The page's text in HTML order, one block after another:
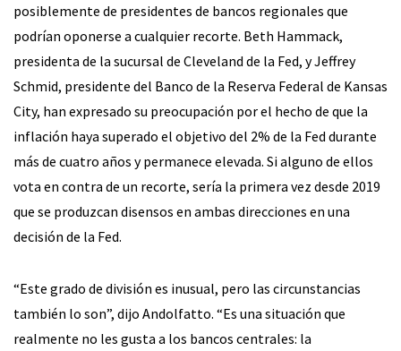
posiblemente de presidentes de bancos regionales que
podrían oponerse a cualquier recorte. Beth Hammack,
presidenta de la sucursal de Cleveland de la Fed, y Jeffrey
Schmid, presidente del Banco de la Reserva Federal de Kansas
City, han expresado su preocupación por el hecho de que la
inflación haya superado el objetivo del 2% de la Fed durante
más de cuatro años y permanece elevada. Si alguno de ellos
vota en contra de un recorte, sería la primera vez desde 2019
que se produzcan disensos en ambas direcciones en una
decisión de la Fed.
“Este grado de división es inusual, pero las circunstancias
también lo son”, dijo Andolfatto. “Es una situación que
realmente no les gusta a los bancos centrales: la